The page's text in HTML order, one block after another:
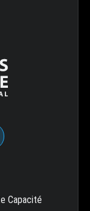
Capacité